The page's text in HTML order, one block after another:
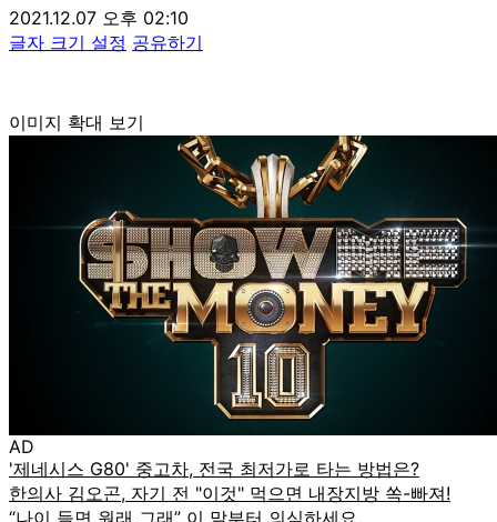
2021.12.07 오후 02:10
글자 크기 설정 공유하기
이미지 확대 보기
AD